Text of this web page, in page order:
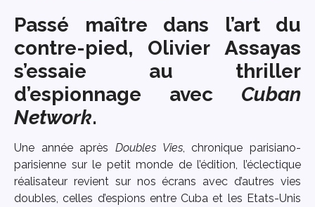
Passé maître dans l’art du
contre-pied, Olivier Assayas
s’essaie au thriller
d’espionnage avec Cuban
Network.
Une année après Doubles Vies, chronique parisiano-
parisienne sur le petit monde de l’édition, l’éclectique
réalisateur revient sur nos écrans avec d’autres vies
doubles, celles d’espions entre Cuba et les Etats-Unis